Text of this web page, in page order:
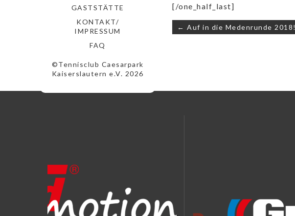
GASTSTÄTTE
KONTAKT/
IMPRESSUM
FAQ
©Tennisclub Caesarpark
Kaiserslautern e.V. 2026
[/one_half_last]
Beitragsnavigation
← Auf in die Medenrunde 2018!